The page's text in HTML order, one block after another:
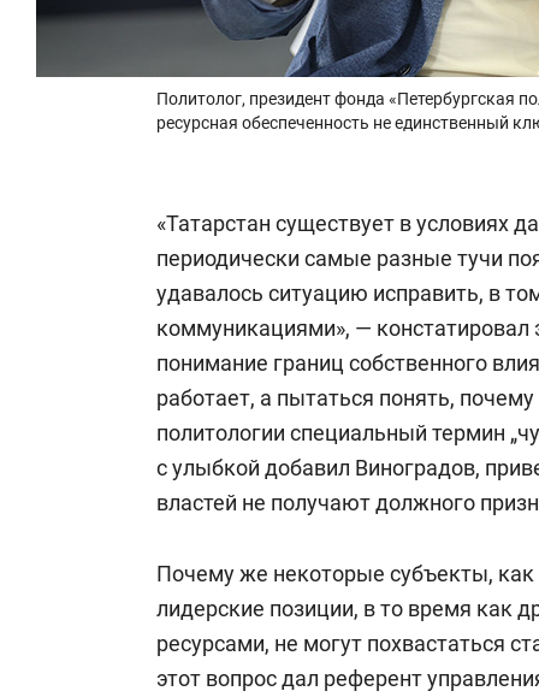
Политолог, президент фонда «Петербургская
ресурсная обеспеченность не единственный
«Татарстан существует в условиях
периодически самые разные тучи
удавалось ситуацию исправить, в
коммуникациями», —
понимание границ собственного
работает, а пытаться понять,
политологии специальный термин
с улыбкой добавил Виноградов,
властей не получают должного
Почему же некоторые субъекты, как
лидерские позиции, в то время как
ресурсами, не могут похвастаться
этот вопрос дал референт